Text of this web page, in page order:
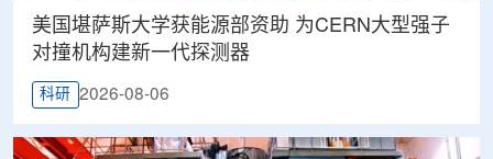
美国堪萨斯大学获能源部资助 为CERN大型强子
对撞机构建新一代探测器
科研 2026-08-06